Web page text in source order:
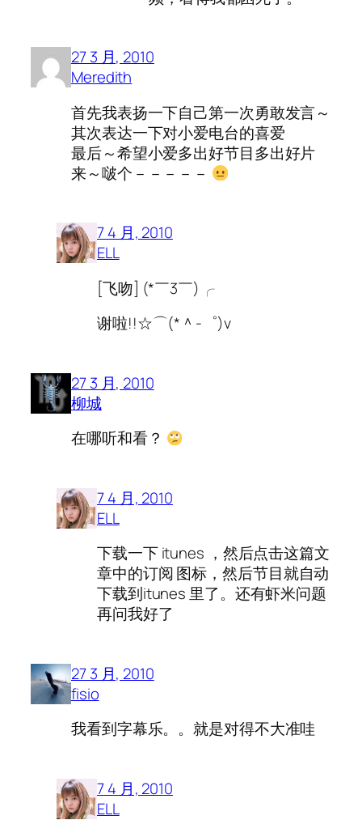
27 3 月, 2010
Meredith
首先我表扬一下自己第一次勇敢发言～
其次表达一下对小爱电台的喜爱
最后～希望小爱多出好节目多出好片
来～啵个－－－－－
7 4 月, 2010
ELL
[飞吻] (*￣3￣)╭
谢啦!!☆⌒(*＾-゜)v
27 3 月, 2010
柳城
在哪听和看？
7 4 月, 2010
ELL
下载一下 itunes ，然后点击这篇文
章中的订阅 图标，然后节目就自动
下载到itunes 里了。还有虾米问题
再问我好了
27 3 月, 2010
fisio
我看到字幕乐。。就是对得不大准哇
7 4 月, 2010
ELL